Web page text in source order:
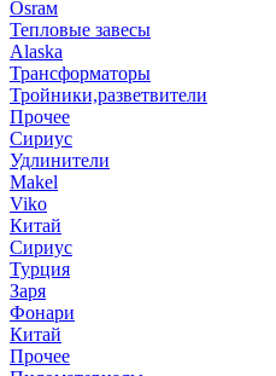
Оsrам
Тепловые завесы
Alaska
Трансформаторы
Тройники,разветвители
Прочее
Сириус
Удлинители
Makel
Viko
Китай
Сириус
Турция
Заря
Фонари
Китай
Прочее